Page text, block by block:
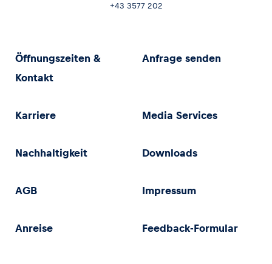
+43 3577 202
Öffnungszeiten &
Kontakt
Anfrage senden
Karriere Media Services
Nachhaltigkeit Downloads
AGB Impressum
Anreise Feedback-Formular